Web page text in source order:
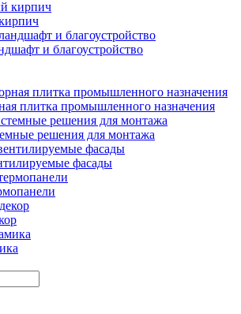
и благоустройство
плитка промышленного назначения
решения для монтажа
фасады